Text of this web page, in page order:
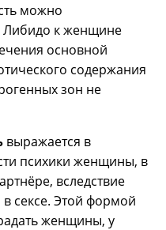
можно
Либидо к женщине
основной
содержания
зон не
выражается в
психики женщины, в
вследствие
сексе. Этой формой
женщины, у